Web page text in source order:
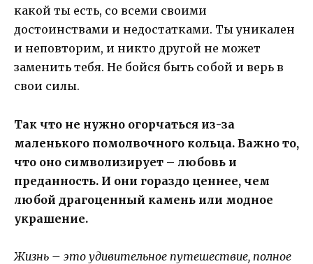
какой ты есть, со всеми своими
достоинствами и недостатками. Ты уникален
и неповторим, и никто другой не может
заменить тебя. Не бойся быть собой и верь в
свои силы.
Так что не нужно огорчаться из-за
маленького помолвочного кольца. Важно то,
что оно символизирует – любовь и
преданность. И они гораздо ценнее, чем
любой драгоценный камень или модное
украшение.
Жизнь – это удивительное путешествие, полное